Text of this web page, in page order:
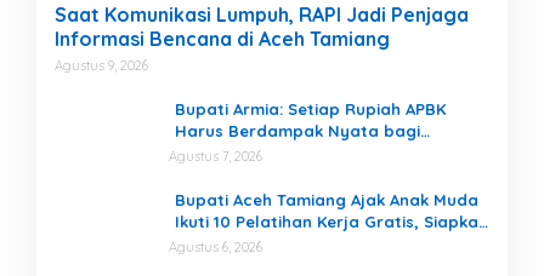
Saat Komunikasi Lumpuh, RAPI Jadi Penjaga
Informasi Bencana di Aceh Tamiang
Agustus 9, 2026
Bupati Armia: Setiap Rupiah APBK
Harus Berdampak Nyata bagi
Masyarakat
Agustus 7, 2026
Bupati Aceh Tamiang Ajak Anak Muda
Ikuti 10 Pelatihan Kerja Gratis, Siapkan
SDM Siap Kerja dan Berwirausaha
Agustus 6, 2026